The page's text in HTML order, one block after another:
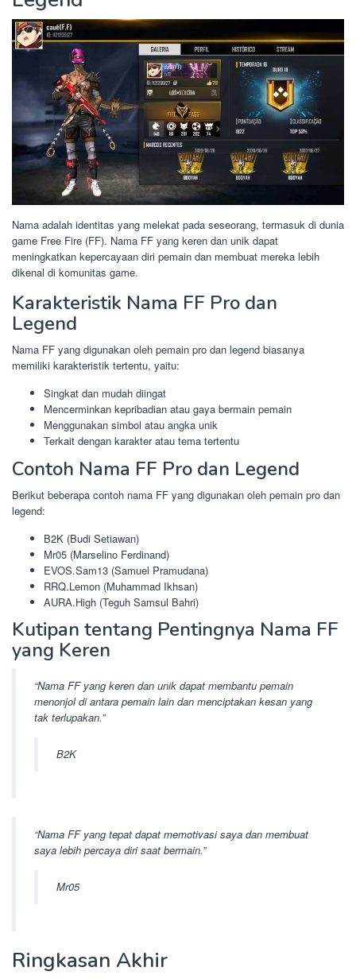
Nama adalah identitas yang melekat pada seseorang, termasuk di dunia
game Free Fire (FF). Nama FF yang keren dan unik dapat
meningkatkan kepercayaan diri pemain dan membuat mereka lebih
dikenal di komunitas game.
Karakteristik Nama FF Pro dan
Legend
Nama FF yang digunakan oleh pemain pro dan legend biasanya
memiliki karakteristik tertentu, yaitu:
Singkat dan mudah diingat
Mencerminkan kepribadian atau gaya bermain pemain
Menggunakan simbol atau angka unik
Terkait dengan karakter atau tema tertentu
Contoh Nama FF Pro dan Legend
Berikut beberapa contoh nama FF yang digunakan oleh pemain pro dan
legend:
B2K (Budi Setiawan)
Mr05 (Marselino Ferdinand)
EVOS.Sam13 (Samuel Pramudana)
RRQ.Lemon (Muhammad Ikhsan)
AURA.High (Teguh Samsul Bahri)
Kutipan tentang Pentingnya Nama FF
yang Keren
“Nama FF yang keren dan unik dapat membantu pemain
menonjol di antara pemain lain dan menciptakan kesan yang
tak terlupakan.”
B2K
“Nama FF yang tepat dapat memotivasi saya dan membuat
saya lebih percaya diri saat bermain.”
Mr05
Ringkasan Akhir